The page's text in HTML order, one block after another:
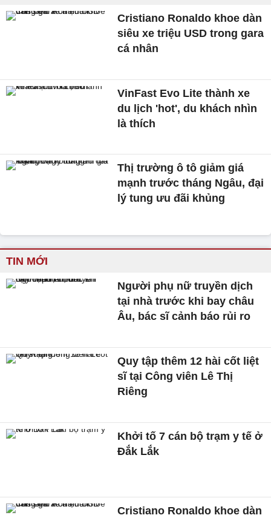
Cristiano Ronaldo khoe dàn
siêu xe triệu USD trong gara
cá nhân
VinFast Evo Lite thành xe
du lịch 'hot', du khách nhìn
là thích
Thị trường ô tô giảm giá
mạnh trước tháng Ngâu, đại
lý tung ưu đãi khủng
TIN MỚI
Người phụ nữ truyền dịch
tại nhà trước khi bay châu
Âu, bác sĩ cảnh báo rủi ro
Quy tập thêm 12 hài cốt liệt
sĩ tại Công viên Lê Thị
Riêng
Khởi tố 7 cán bộ trạm y tế ở
Đắk Lắk
Cristiano Ronaldo khoe dàn